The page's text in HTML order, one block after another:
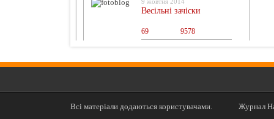
Весільні зачіски
69 9578
Всі матеріали додаються користувачами. Журнал